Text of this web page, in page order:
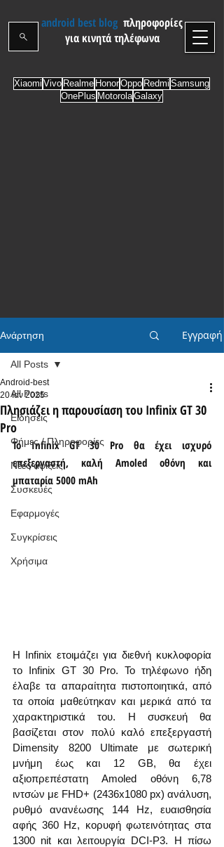
android best blog πληροφορίες
για κινητά τηλέφωνα
Xiaomi Vivo Realme HonorOppo Redmi Samsung
OnePlus MotorolaGalaxy
Ανάρτηση Εγγραφή
All Posts
Ειδήσεις
Φήμες / Πληροφορίες
Νέες αφίξεις
Συσκευές
Εφαρμογές
Συγκρίσεις
Χρήσιμα
All Posts
Πλησιάζει η παρουσίαση του Infinix GT 30
Pro
Android-best
20 Ιαν 2025
Το Infinix GT 30 Pro θα έχει ισχυρό
επεξεργαστή, καλή Amoled οθόνη και
μπαταρία 5000 mAh
Η Infinix ετοιμάζει για διεθνή κυκλοφορία
το Infinix GT 30 Pro. Το τηλέφωνο ήδη
έλαβε τα απαραίτητα πιστοποιητικά, από
τα οποία μαθεύτηκαν και μερικά από τα
χαρακτηριστικά του. Η συσκευή θα
βασίζεται στον πολύ καλό επεξεργαστή
Dimensity 8200 Ultimate με σωτερική
μνήμη έως και 12 GB, θα έχει
αξιοπρεπέστατη Amoled οθόνη 6,78
ιντσών με FHD+ (2436x1080 px) ανάλυση,
ρυθμό ανανέωσης 144 Hz, ευαισθησία
αφής 360 Hz, κορυφή φωτεινότητας στα
1300 nit και λειτουργία DCI-P3. Η πίσω